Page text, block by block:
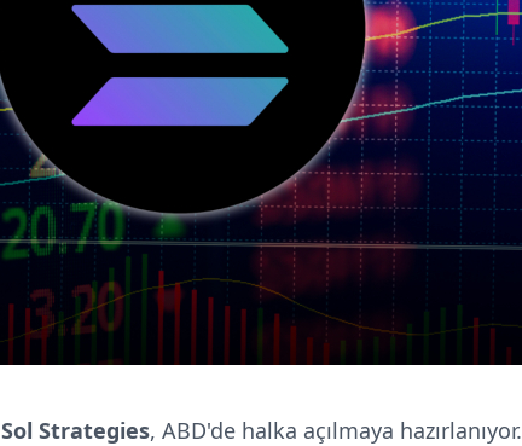
Sol Strategies, ABD'de halka açılmaya hazırlanıyor.